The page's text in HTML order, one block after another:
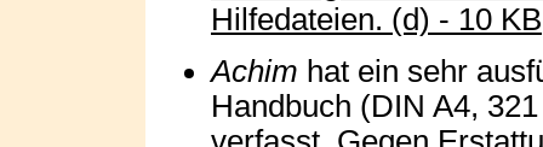
Hilfedateien. (d) - 10 KB
Achim hat ein sehr
Handbuch (DIN A4,